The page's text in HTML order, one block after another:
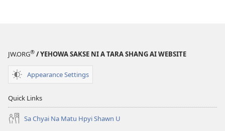
JW.ORG® / YEHOWA SAKSE NI A TARA SHANG AI WEBSITE
Appearance Settings
Quick Links
Sa Chyai Na Matu Hpyi Shawn U